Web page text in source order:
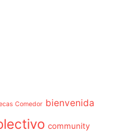
Comedor bienvenida
community